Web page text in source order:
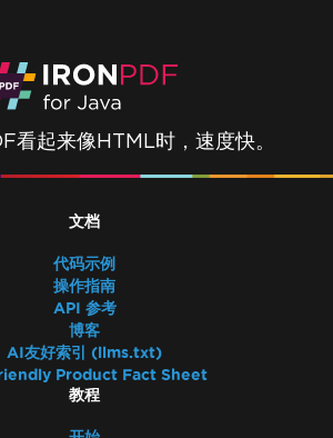
看起来像HTML时，速度快。
文档
代码示例
操作指南
API 参考
博客
AI友好索引 (llms.txt)
Product Fact Sheet
教程